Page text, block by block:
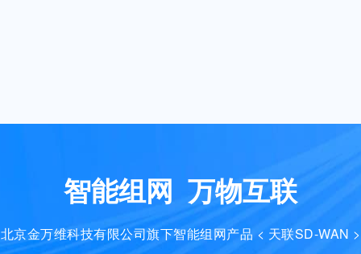
智能组网 万物互联
北京金万维科技有限公司旗下智能组网产品 < 天联SD-WAN >